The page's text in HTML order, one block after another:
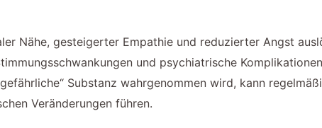
Nähe, gesteigerter Empathie und reduzierter Angst
und psychiatrische
Substanz wahrgenommen wird, kann
Veränderungen führen.